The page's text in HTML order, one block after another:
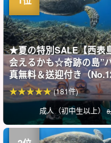
★夏の特別SALE【西表
会えるかも☆奇跡の島”
真無料＆送迎付き（
成人（初中生以上）
(181件)